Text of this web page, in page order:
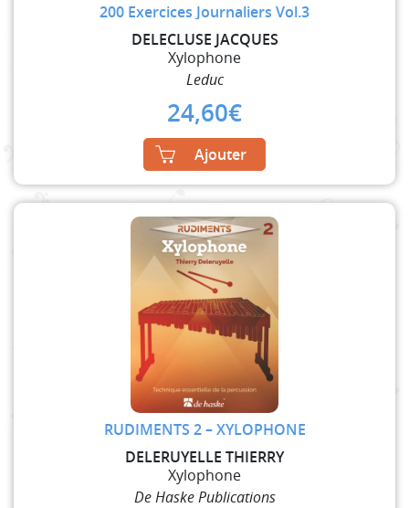
200 Exercices Journaliers Vol.3
DELECLUSE JACQUES
Xylophone
Leduc
24,60€
Ajouter
RUDIMENTS 2 – XYLOPHONE
DELERUYELLE THIERRY
Xylophone
De Haske Publications